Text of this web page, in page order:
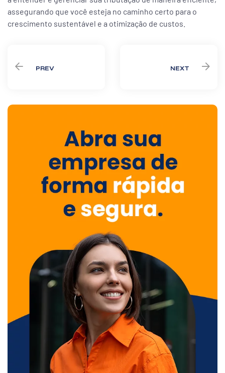
assegurando que você esteja no caminho certo para o
crescimento sustentável e a otimização de custos.
PREV NEXT